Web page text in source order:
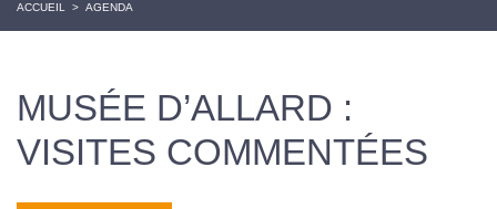
ACCUEIL > AGENDA
MUSÉE D’ALLARD :
VISITES COMMENTÉES